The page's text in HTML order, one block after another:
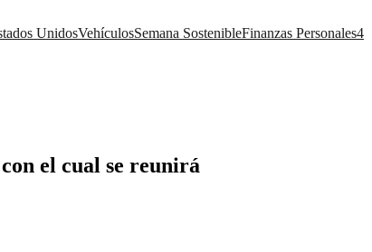
UnidosVehículosSemana SostenibleFinanzas Personales4
el cual se reunirá